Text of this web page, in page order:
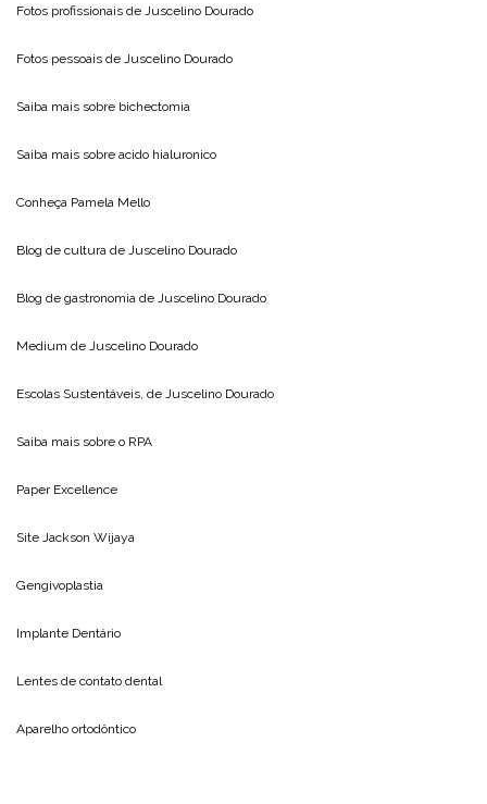
Fotos profissionais de Juscelino Dourado
Fotos pessoais de Juscelino Dourado
Saiba mais sobre bichectomia
Saiba mais sobre acido hialuronico
Conheça Pamela Mello
Blog de cultura de Juscelino Dourado
Blog de gastronomia de Juscelino Dourado
Medium de Juscelino Dourado
Escolas Sustentáveis, de Juscelino Dourado
Saiba mais sobre o RPA
Paper Excellence
Site Jackson Wijaya
Gengivoplastia
Implante Dentário
Lentes de contato dental
Aparelho ortodôntico